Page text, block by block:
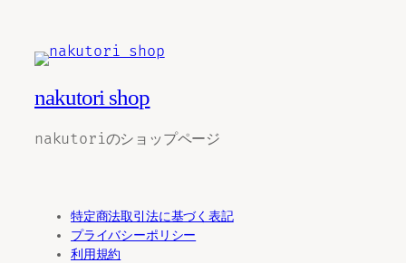
nakutori shop
nakutoriのショップページ
特定商法取引法に基づく表記
プライバシーポリシー
利用規約